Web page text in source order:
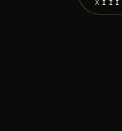
XIII